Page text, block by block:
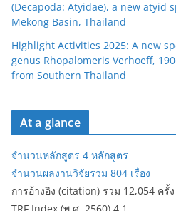
(Decapoda: Atyidae), a new atyid
Mekong Basin, Thailand
Highlight Activities 2025: A new
genus Rhopalomeris Verhoeff,
from Southern Thailand
At a glance
จำนวนหลักสูตร 4 หลักสูตร
จำนวนผลงานวิจัยรวม 804 เรื่อง
การอ้างอิง (citation) รวม 12,054 ครั้ง